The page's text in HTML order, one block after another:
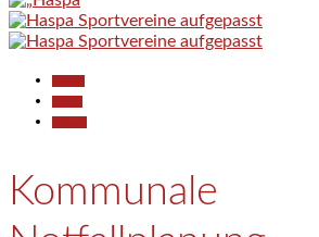
Kommunale